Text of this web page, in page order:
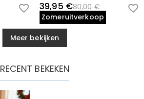
39,95 €80,00 €
Zomeruitverkoop
Meer bekijken
RECENT BEKEKEN